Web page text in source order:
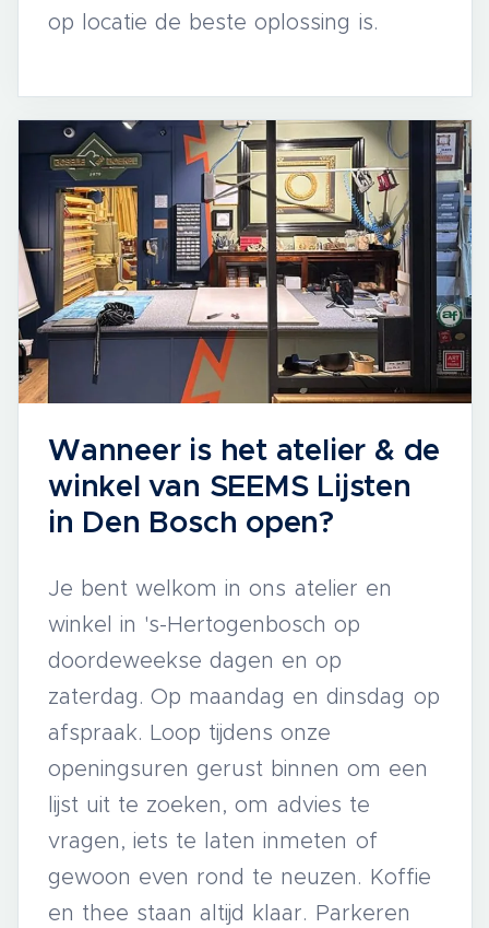
op locatie de beste oplossing is.
Wanneer is het atelier & de
winkel van SEEMS Lijsten
in Den Bosch open?
Je bent welkom in ons atelier en
winkel in 's-Hertogenbosch op
doordeweekse dagen en op
zaterdag. Op maandag en dinsdag op
afspraak. Loop tijdens onze
openingsuren gerust binnen om een
lijst uit te zoeken, om advies te
vragen, iets te laten inmeten of
gewoon even rond te neuzen. Koffie
en thee staan altijd klaar. Parkeren